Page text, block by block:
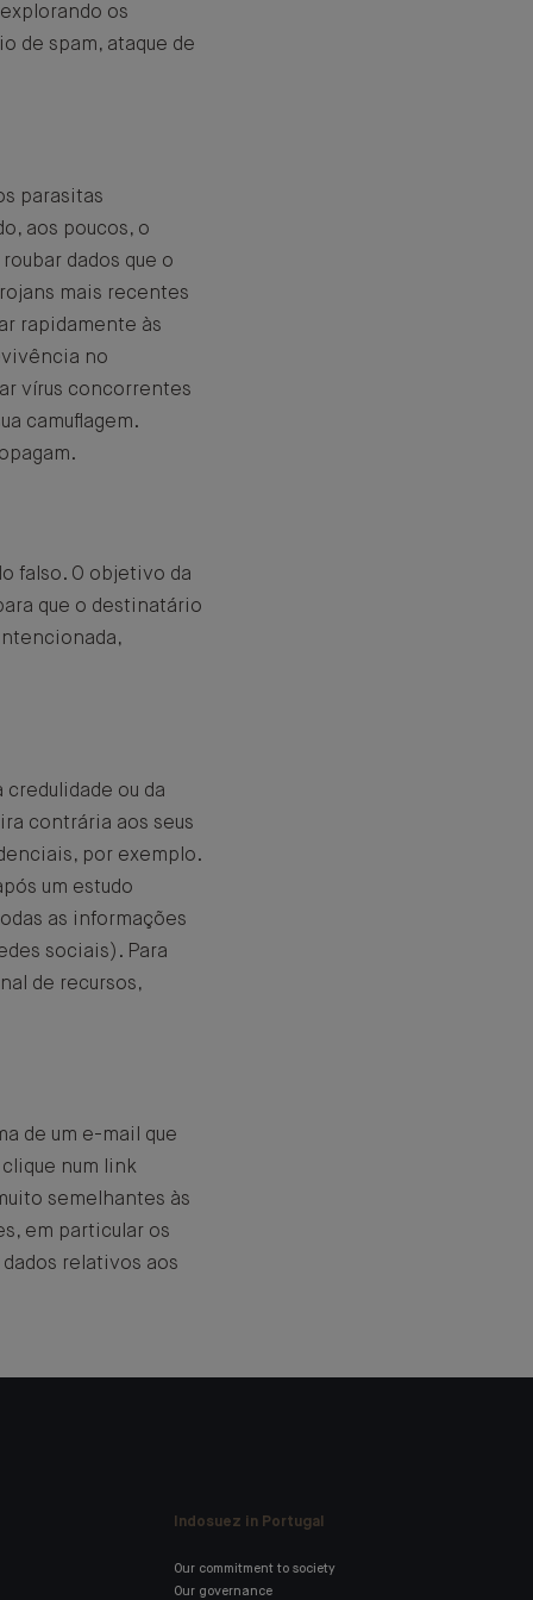
os
de spam, ataque de
parasitas
aos poucos, o
dados que o
mais recentes
rapidamente às
no
vírus concorrentes
camuflagem.
falso. O objetivo da
que o destinatário
ou da
contrária aos seus
por exemplo.
um estudo
as informações
sociais). Para
de recursos,
de um e-mail que
num link
semelhantes às
em particular os
relativos aos
Indosuez in Portugal
Our commitment to society
Our governance